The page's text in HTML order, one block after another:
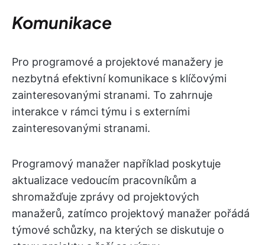
Komunikace
Pro programové a projektové manažery je
nezbytná efektivní komunikace s klíčovými
zainteresovanými stranami. To zahrnuje
interakce v rámci týmu i s externími
zainteresovanými stranami.
Programový manažer například poskytuje
aktualizace vedoucím pracovníkům a
shromažďuje zprávy od projektových
manažerů, zatímco projektový manažer pořádá
týmové schůzky, na kterých se diskutuje o